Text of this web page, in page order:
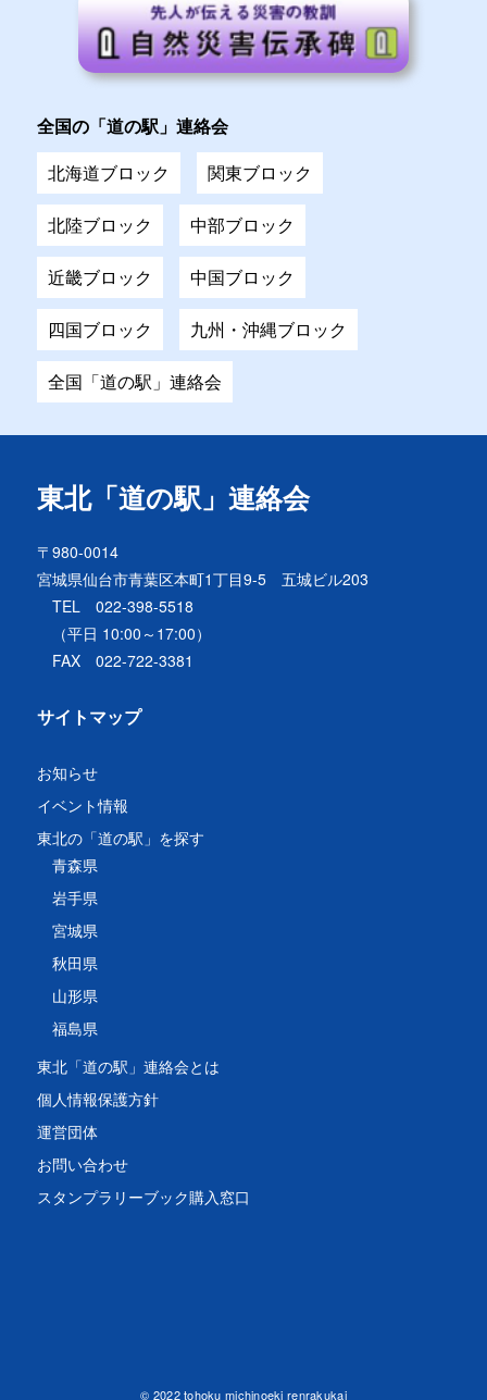
全国の「道の駅」連絡会
北海道ブロック
関東ブロック
北陸ブロック 中部ブロック
近畿ブロック 中国ブロック
四国ブロック 九州・沖縄ブロック
全国「道の駅」連絡会
東北「道の駅」連絡会
〒980-0014
宮城県仙台市青葉区本町1丁目9-5 五城ビル203
TEL 022-398-5518
（平日 10:00～17:00）
FAX 022-722-3381
サイトマップ
お知らせ
イベント情報
東北の「道の駅」を探す
青森県
岩手県
宮城県
秋田県
山形県
福島県
東北「道の駅」連絡会とは
個人情報保護方針
運営団体
お問い合わせ
スタンプラリーブック購入窓口
© 2022 tohoku michinoeki renrakukai